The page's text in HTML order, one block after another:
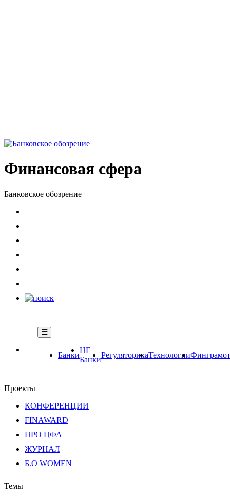
Финансовая сфера
Банковское обозрение
Банки
НЕ
Банки
РегуляторикаТехнологии
Проекты
КОНФЕРЕНЦИИ
FINAWARD
ПРО ЦФА
ЖУРНАЛ
Б.О WOMEN
Темы